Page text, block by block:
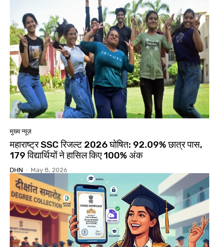
मुख्य न्यूज़
महाराष्ट्र SSC रिजल्ट 2026 घोषित: 92.09% छात्र पास,
179 विद्यार्थियों ने हासिल किए 100% अंक
DHN - May 8, 2026